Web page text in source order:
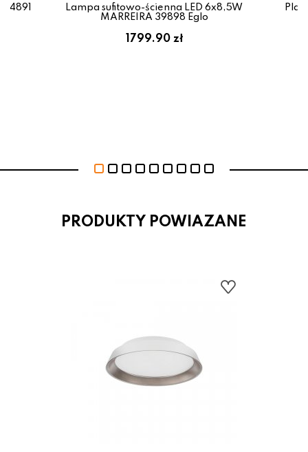
Lampa sufitowo-ścienna LED 6x8,5W
MARREIRA 39898 Eglo
1799.90 zł
PRODUKTY POWIAZANE